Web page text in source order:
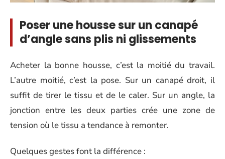
Poser une housse sur un canapé
d’angle sans plis ni glissements
Acheter la bonne housse, c’est la moitié du travail.
L’autre moitié, c’est la pose. Sur un canapé droit, il
suffit de tirer le tissu et de le caler. Sur un angle, la
jonction entre les deux parties crée une zone de
tension où le tissu a tendance à remonter.
Quelques gestes font la différence :